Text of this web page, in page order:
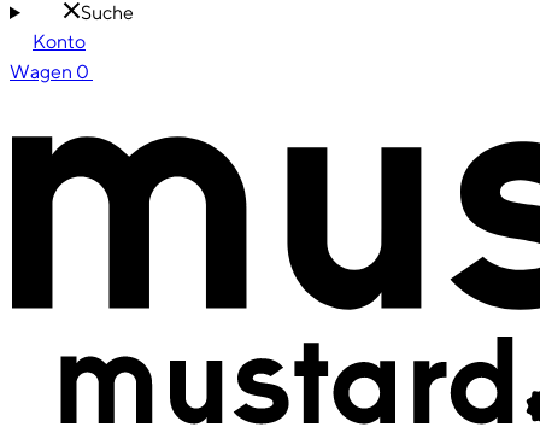
Suche
Konto
Wagen 0